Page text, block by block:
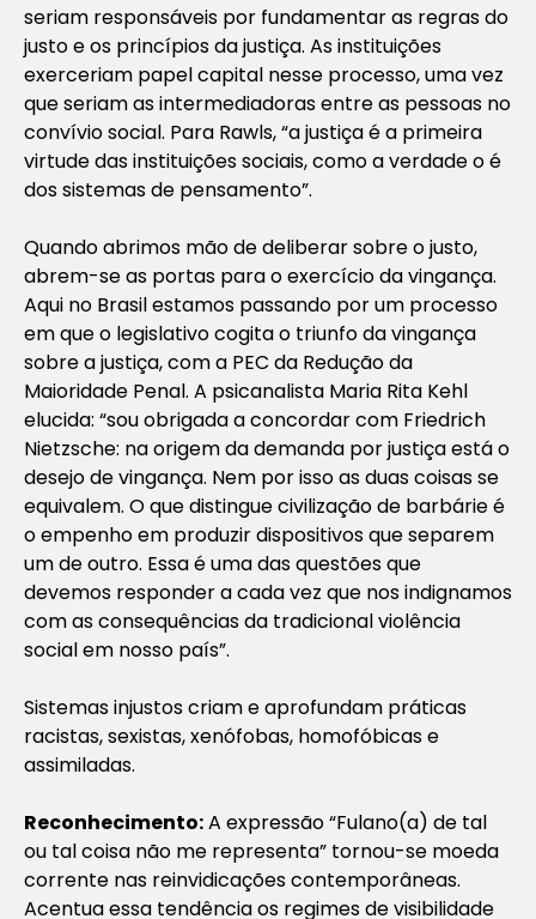
seriam responsáveis por fundamentar as regras do
justo e os princípios da justiça. As instituições
exerceriam papel capital nesse processo, uma vez
que seriam as intermediadoras entre as pessoas no
convívio social. Para Rawls, “a justiça é a primeira
virtude das instituições sociais, como a verdade o é
dos sistemas de pensamento”.
Quando abrimos mão de deliberar sobre o justo,
abrem-se as portas para o exercício da vingança.
Aqui no Brasil estamos passando por um processo
em que o legislativo cogita o triunfo da vingança
sobre a justiça, com a PEC da Redução da
Maioridade Penal. A psicanalista Maria Rita Kehl
elucida: “sou obrigada a concordar com Friedrich
Nietzsche: na origem da demanda por justiça está o
desejo de vingança. Nem por isso as duas coisas se
equivalem. O que distingue civilização de barbárie é
o empenho em produzir dispositivos que separem
um de outro. Essa é uma das questões que
devemos responder a cada vez que nos indignamos
com as consequências da tradicional violência
social em nosso país”.
Sistemas injustos criam e aprofundam práticas
racistas, sexistas, xenófobas, homofóbicas e
assimiladas.
Reconhecimento:A expressão “Fulano(a) de tal
ou tal coisa não me representa” tornou-se moeda
corrente nas reinvidicações contemporâneas.
Acentua essa tendência os regimes de visibilidade